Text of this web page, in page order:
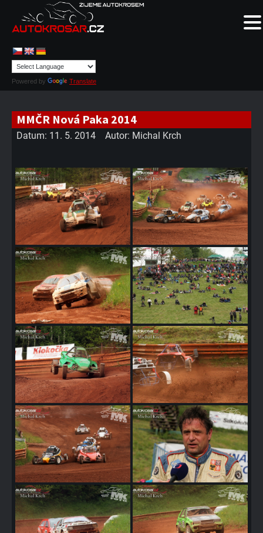
Powered by Translate
MMČR Nová Paka 2014
Datum: 11. 5. 2014 Autor: Michal Krch